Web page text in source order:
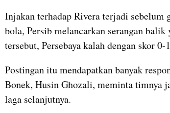
Injakan terhadap Rivera terjadi
bola, Persib melancarkan serangan
tersebut, Persebaya kalah dengan skor 0-
Postingan itu mendapatkan banyak
Bonek, Husin Ghozali, meminta timnya
laga selanjutnya.